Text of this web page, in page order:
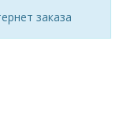
заказа